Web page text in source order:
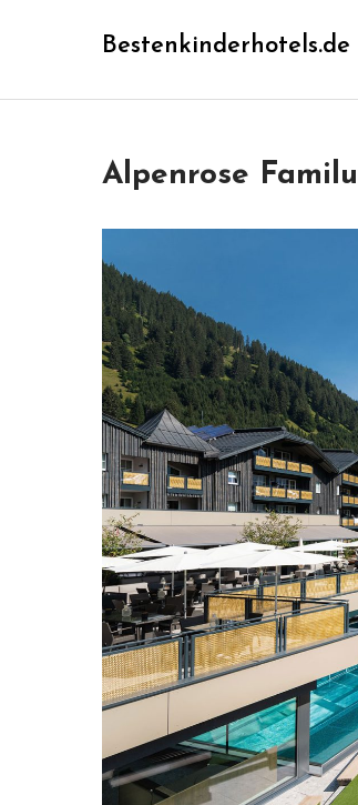
Bestenkinderhotels.de
Alpenrose